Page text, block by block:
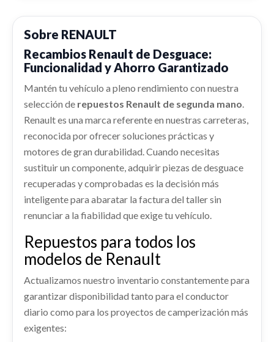
RETROVISOR DERECHO 7701068835
RETROVISOR DERECHO 7701068835 usado.
RENAULT KANGOO EXPRESS (FW0/1_) 1.5 DCI 80
(FW15)
Ref: 2256904 OEM: 7701068835
Consultar
Consultar
MANGUETA DELANTERA IZQUIERDA
8200755585
RENAULT KANGOO EXPRESS (FW0/1_) 1.5 DCI 80
(FW15)
Ref: 2256891 OEM: 8200755585
(FW15)
Ref: 2256872 OEM: 237104328S
53,03 €
CUADRO INSTRUMENTOS usado.
RENAULT KANGOO EXPRESS (FW0/1_) 1.5 DCI 80
(FW15)
MANETA INTERIOR DELANTERA DERECHA
8200310580
MANETA INTERIOR DELANTERA DERECHA...
RENAULT KANGOO EXPRESS (FW0/1_) 1.5 DCI 80
(FW15)
Ref: 2256888 OEM: 8200310580
Consultar
RADIADOR AGUA 214102845R
RADIADOR AGUA 214102845R usado.
RENAULT KANGOO EXPRESS (FW0/1_) 1.5 DCI 80
(FW15)
Ref: 2256903 OEM: 214102845R
Consultar
AMORTIGUADOR DELANTERO DERECHO
543029762R
AMORTIGUADOR DELANTERO DERECHO...
usado.
(FW15)
Ref: 2256862 OEM: 543029762R
Sobre RENAULT
Recambios Renault de Desguace:
Funcionalidad y Ahorro Garantizado
Mantén tu vehículo a pleno rendimiento con nuestra
selección de repuestos Renault de segunda mano.
Renault es una marca referente en nuestras carreteras,
reconocida por ofrecer soluciones prácticas y
motores de gran durabilidad. Cuando necesitas
sustituir un componente, adquirir piezas de desguace
recuperadas y comprobadas es la decisión más
inteligente para abaratar la factura del taller sin
renunciar a la fiabilidad que exige tu vehículo.
Repuestos para todos los
modelos de Renault
Actualizamos nuestro inventario constantemente para
garantizar disponibilidad tanto para el conductor
diario como para los proyectos de camperización más
exigentes: